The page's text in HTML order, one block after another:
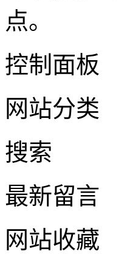
点。
控制面板
网站分类
搜索
最新留言
网站收藏